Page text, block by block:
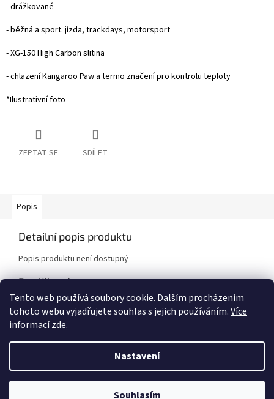
Tento web používá soubory cookie. Dalším procházením
tohoto webu vyjadřujete souhlas s jejich používáním.Více
informací zde.
Nastavení
Souhlasím
- drážkované
- běžná a sport. jízda, trackdays, motorsport
- XG-150 High Carbon slitina
- chlazení Kangaroo Paw a termo značení pro kontrolu teploty
*Ilustrativní foto
ZEPTAT SE SDÍLET
Popis
Detailní popis produktu
Popis produktu není dostupný
Doplňkové parametry
Kategorie:
Brzdové kotouče
Značka vozidla:
BMW
Vytvořil Shoptet